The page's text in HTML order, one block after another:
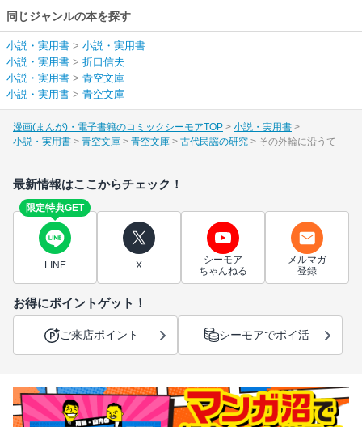
同じジャンルの本を探す
小説・実用書 > 小説・実用書
小説・実用書 > 折口信夫
小説・実用書 > 青空文庫
小説・実用書 > 青空文庫
漫画(まんが)・電子書籍のコミックシーモアTOP
小説・実用書
小説・実用書
青空文庫 青空文庫 古代民謡の研究 その外輪に沿うて
最新情報はここからチェック！
限定特典GET
LINE X
シーモア
ちゃんねる
メルマガ
登録
お得にポイントゲット！
ご来店ポイント シーモアでポイ活